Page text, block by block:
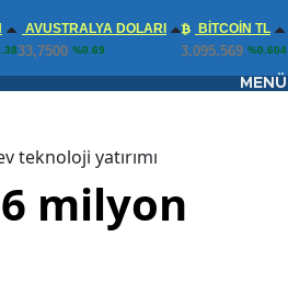
AVUSTRALYA DOLARI
33,7500 %0.69
BITCOIN TL
3.095.569 %0.604
MENÜ
teknoloji yatırımı
milyon